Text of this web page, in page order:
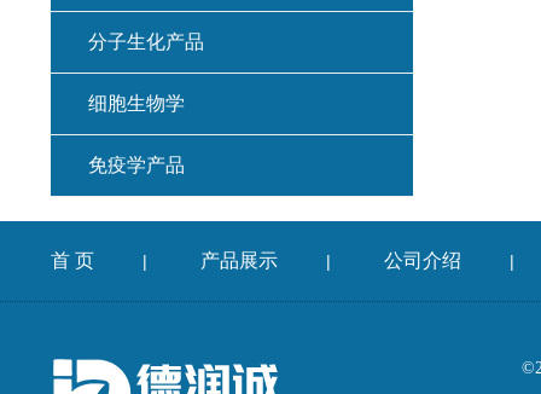
分子生化产品
细胞生物学
免疫学产品
首 页 | 产品展示 | 公司介绍 |